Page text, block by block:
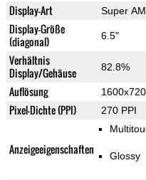
Display-Art Super
Display-Größe
(diagonal)
6.5"
Verhältnis
Display/Gehäuse
82.8%
Auflösung 1600x720
Pixel-Dichte (PPI) 270 PPI
Anzeigeeigenschaften Glossy